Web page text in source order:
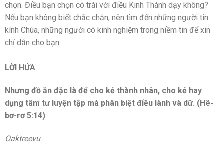
chọn. Điều bạn chọn có trái với điều Kinh Thánh dạy không?
Nếu bạn không biết chắc chắn, nên tìm đến những người tin
kính Chúa, những người có kinh nghiệm trong niềm tin để xin
chỉ dẫn cho bạn.
LỜI HỨA
Nhưng đồ ăn đặc là để cho kẻ thành nhân, cho kẻ hay
dụng tâm tư luyện tập mà phân biệt điều lành và dữ. (Hê-
bơ-rơ 5:14)
Oaktreevu